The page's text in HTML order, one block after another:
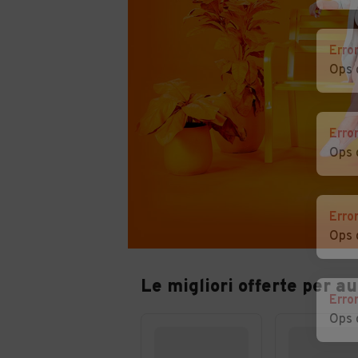
Le migliori offerte per
Error
Ops
Error
Ops
Error
Ops
Error
Ops